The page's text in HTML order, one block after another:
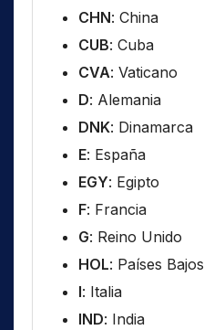
CHN: China
CUB: Cuba
CVA: Vaticano
D: Alemania
DNK: Dinamarca
E: España
EGY: Egipto
F: Francia
G: Reino Unido
HOL: Países Bajos
I: Italia
IND: India